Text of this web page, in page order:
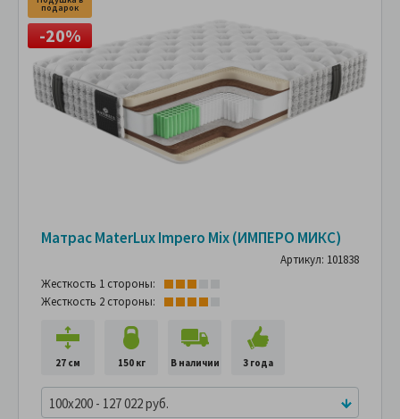
подарок
-20%
Матрас MaterLux Impero Mix (ИМПЕРО МИКС)
Артикул: 101838
Жесткость 1 стороны:
Жесткость 2 стороны:
27 см 150 кг В наличии 3 года
100x200 - 127 022 руб.